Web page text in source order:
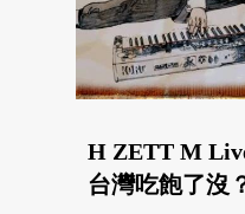
H ZETT M
台灣吃飽了沒